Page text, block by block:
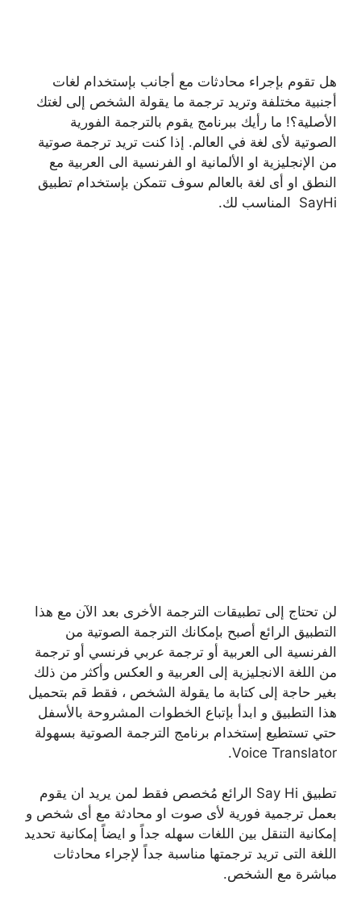
هل تقوم بإجراء محادثات مع أجانب بإستخدام لغات
أجنبية مختلفة وتريد ترجمة ما يقولة الشخص إلى لغتك
الأصلية؟! ما رأيك ببرنامج يقوم بالترجمة الفورية
الصوتية لأى لغة في العالم. إذا كنت تريد ترجمة صوتية
من الإنجليزية او الألمانية او الفرنسية الى العربية مع
النطق او أى لغة بالعالم سوف تتمكن بإستخدام تطبيق
SayHi المناسب لك.
لن تحتاج إلى تطبيقات الترجمة الأخرى بعد الآن مع هذا
التطبيق الرائع أصبح بإمكانك الترجمة الصوتية من
الفرنسية الى العربية أو ترجمة عربي فرنسي أو ترجمة
من اللغة الانجليزية إلى العربية و العكس وأكثر من ذلك
بغير حاجة إلى كتابة ما يقولة الشخص ، فقط قم بتحميل
هذا التطبيق و ابدأ بإتباع الخطوات المشروحة بالأسفل
حتي تستطيع إستخدام برنامج الترجمة الصوتية بسهولة
Voice Translator.
تطبيق Say Hi الرائع مُخصص فقط لمن يريد ان يقوم
بعمل ترجمية فورية لأى صوت او محادثة مع أى شخص و
إمكانية التنقل بين اللغات سهله جداً و ايضاً إمكانية تحديد
اللغة التى تريد ترجمتها مناسبة جداً لإجراء محادثات
مباشرة مع الشخص.